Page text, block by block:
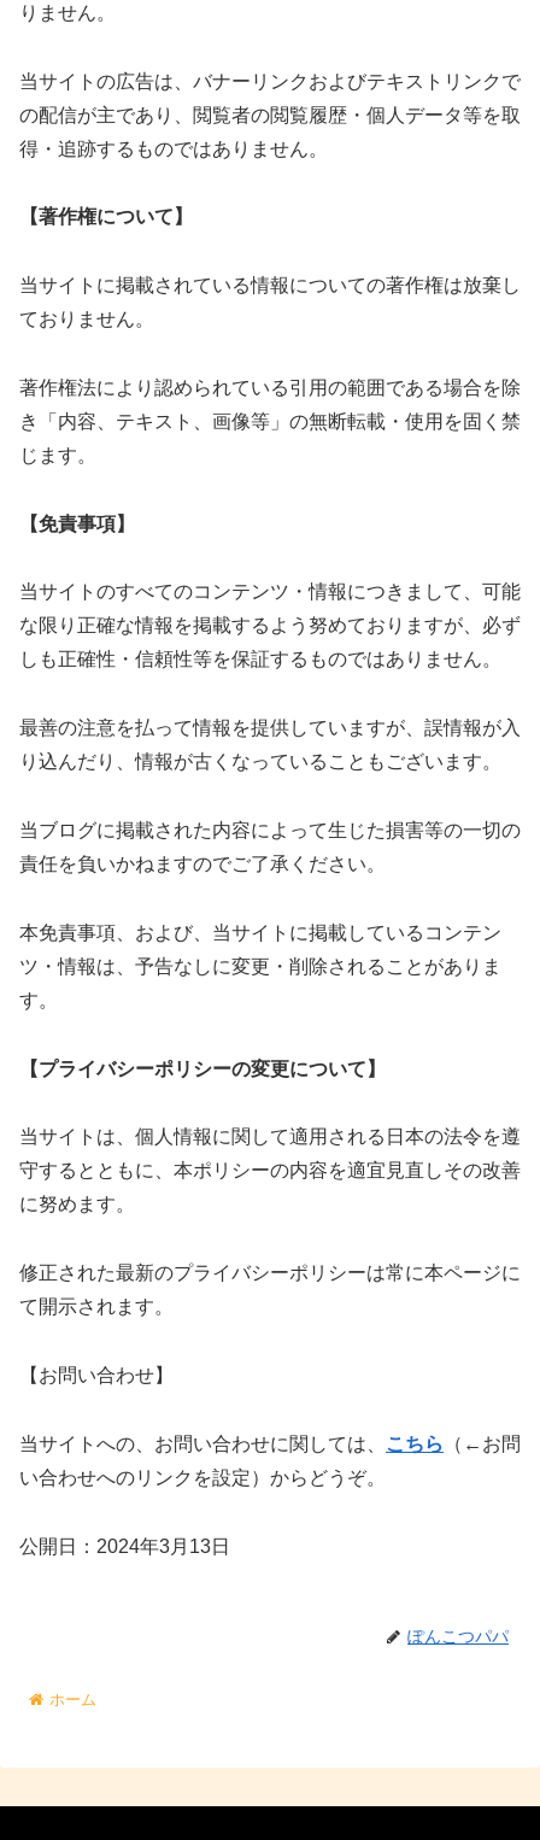
りません。
当サイトの広告は、バナーリンクおよびテキストリンクで
の配信が主であり、閲覧者の閲覧履歴・個人データ等を取
得・追跡するものではありません。
【著作権について】
当サイトに掲載されている情報についての著作権は放棄し
ておりません。
著作権法により認められている引用の範囲である場合を除
き「内容、テキスト、画像等」の無断転載・使用を固く禁
じます。
【免責事項】
当サイトのすべてのコンテンツ・情報につきまして、可能
な限り正確な情報を掲載するよう努めておりますが、必ず
しも正確性・信頼性等を保証するものではありません。
最善の注意を払って情報を提供していますが、誤情報が入
り込んだり、情報が古くなっていることもございます。
当ブログに掲載された内容によって生じた損害等の一切の
責任を負いかねますのでご了承ください。
本免責事項、および、当サイトに掲載しているコンテン
ツ・情報は、予告なしに変更・削除されることがありま
す。
【プライバシーポリシーの変更について】
当サイトは、個人情報に関して適用される日本の法令を遵
守するとともに、本ポリシーの内容を適宜見直しその改善
に努めます。
修正された最新のプライバシーポリシーは常に本ページに
て開示されます。
【お問い合わせ】
当サイトへの、お問い合わせに関しては、 こちら
（←お問
い合わせへのリンクを設定）からどうぞ。
公開日：2024年3月13日
ぽんこつパパ
ホーム